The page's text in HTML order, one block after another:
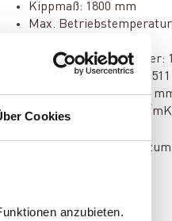
Cookies
anzubieten.
Kippmaß: 1800 mm
Max.
Volumen Brauchwasser:
Volumen Heizwasser:
Stärke Isolierung: 100
Dämmwert: 0,0388 W/mK
Bedienungsanleitung